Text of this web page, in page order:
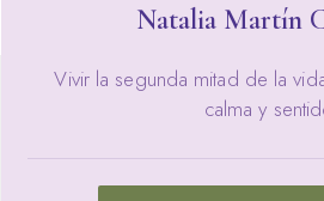
Natalia Martín
Vivir la segunda mitad de la
calma y